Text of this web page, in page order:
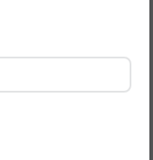
Все цены